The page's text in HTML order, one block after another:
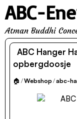
ABC-
Atman Buddhi
ABC Hanger
opbergdoosje
🏠 /Webshop /abc-